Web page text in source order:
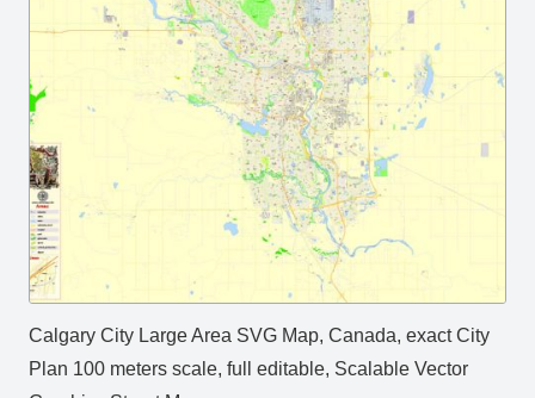
Calgary City Large Area SVG Map, Canada, exact City
Plan 100 meters scale, full editable, Scalable Vector